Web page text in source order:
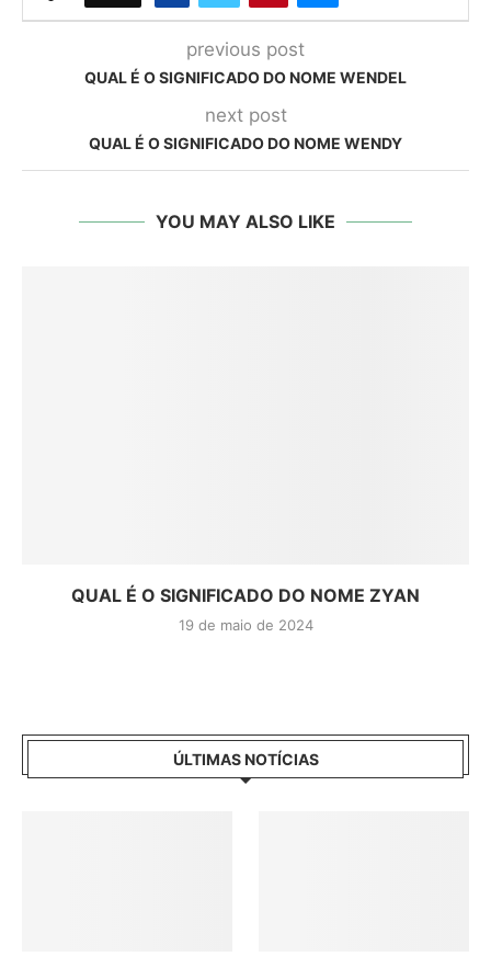
previous post
QUAL É O SIGNIFICADO DO NOME WENDEL
next post
QUAL É O SIGNIFICADO DO NOME WENDY
YOU MAY ALSO LIKE
QUAL É O SIGNIFICADO DO NOME ZYAN
19 de maio de 2024
ÚLTIMAS NOTÍCIAS